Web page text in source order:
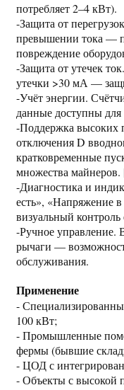
потребляет 2–4 кВт).
-Защита от
превышении тока —
повреждение
-Защита от утечек
утечки >30 мА —
-Учёт энергии.
данные доступны для
-Поддержка высоких
отключения D
кратковременные
множества майнеров.
-Диагностика и
есть», «Напряжение
визуальный контроль
-Ручное
рычаги —
обслуживания.
Применение
-
100 кВт;
- Промышленные
фермы (бывшие
- ЦОД с
- Объекты с высокой